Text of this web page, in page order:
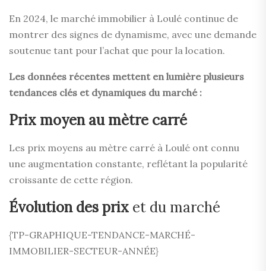
En 2024, le marché immobilier à Loulé continue de
montrer des signes de dynamisme, avec une demande
soutenue tant pour l’achat que pour la location.
Les données récentes mettent en lumière plusieurs
tendances clés et dynamiques du marché :
Prix moyen au mètre carré
Les prix moyens au mètre carré à Loulé ont connu
une augmentation constante, reflétant la popularité
croissante de cette région.
Évolution des prix et du marché
{TP-GRAPHIQUE-TENDANCE-MARCHÉ-
IMMOBILIER-SECTEUR-ANNÉE}